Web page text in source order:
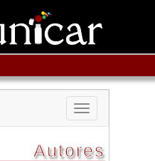
Toggle
navigation
Autores